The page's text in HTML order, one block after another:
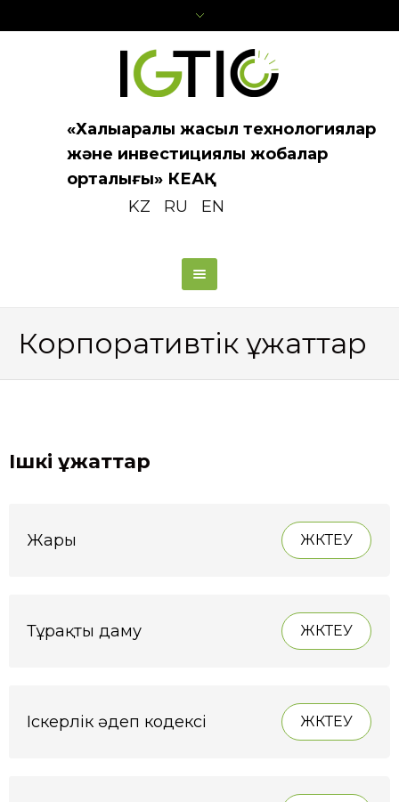
«Халықаралық жасыл технологиялар
және инвестициялық жобалар
орталығы» КЕАҚ
KZ
RU EN
Корпоративтік құжаттар
Ішкі құжаттар
Жарғы ЖҮКТЕУ
Тұрақты даму ЖҮКТЕУ
Іскерлік әдеп кодексі ЖҮКТЕУ